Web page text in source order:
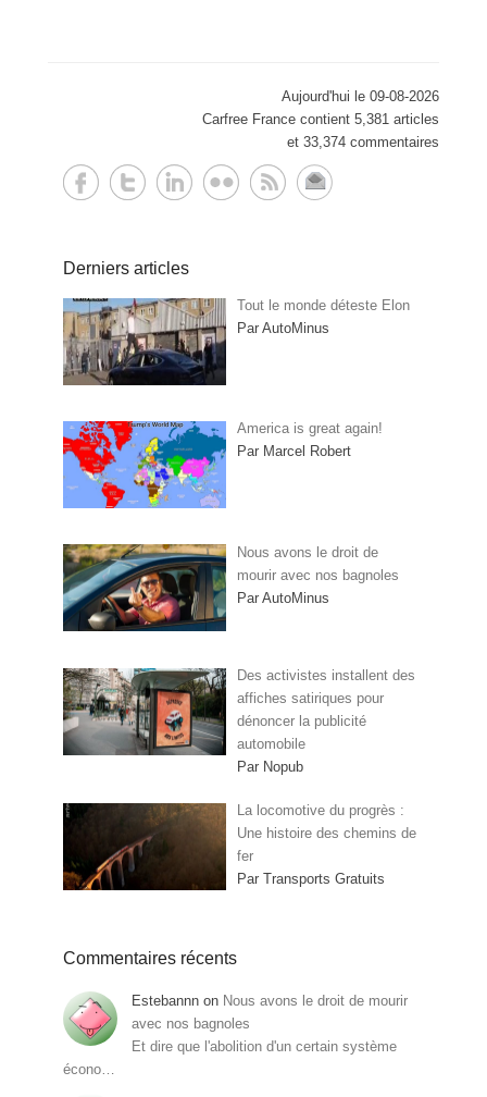
Aujourd'hui le 09-08-2026
Carfree France contient 5,381 articles
et 33,374 commentaires
Derniers articles
Tout le monde déteste Elon
Par AutoMinus
America is great again!
Par Marcel Robert
Nous avons le droit de
mourir avec nos bagnoles
Par AutoMinus
Des activistes installent des
affiches satiriques pour
dénoncer la publicité
automobile
Par Nopub
La locomotive du progrès :
Une histoire des chemins de
fer
Par Transports Gratuits
Commentaires récents
Estebannn on Nous avons le droit de mourir
avec nos bagnoles
Et dire que l'abolition d'un certain système
écono…